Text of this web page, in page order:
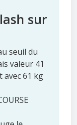
sur
seuil du
valeur 41
avec 61 kg